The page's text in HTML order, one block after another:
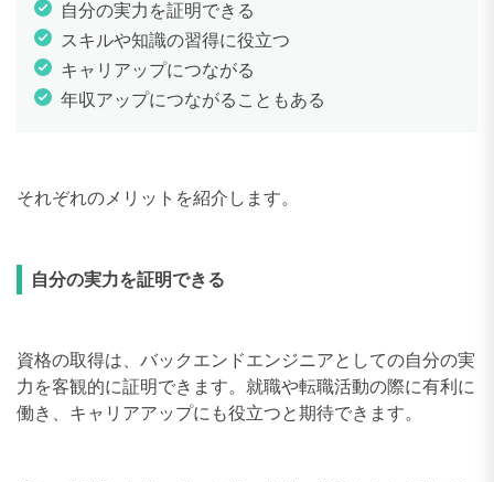
自分の実力を証明できる
スキルや知識の習得に役立つ
キャリアップにつながる
年収アップにつながることもある
それぞれのメリットを紹介します。
自分の実力を証明できる
資格の取得は、バックエンドエンジニアとしての自分の実
力を客観的に証明できます。就職や転職活動の際に有利に
働き、キャリアアップにも役立つと期待できます。